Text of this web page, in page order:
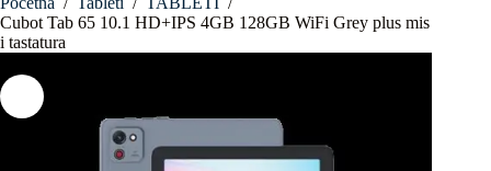
Cubot Tab 65 10.1 HD+IPS 4GB 128GB WiFi Grey plus mis
i tastatura